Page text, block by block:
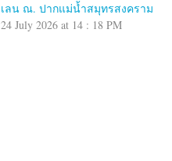
เลน ณ. ปากแม่น้ำสมุทรสงคราม
24 July 2026 at 14 : 18 PM